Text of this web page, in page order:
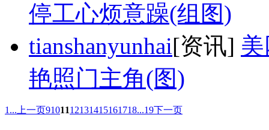
停工心烦意躁(组图)
tianshanyunhai[资讯]
艳照门主角(图)
1... 上一页9101112131415161718...19下一页